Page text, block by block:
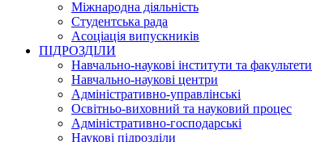
Міжнародна діяльність
Студентська рада
Асоціація випускників
ПІДРОЗДІЛИ
Навчально-наукові інститути та факультети
Навчально-наукові центри
Адміністративно-управлінські
Освітньо-виховний та науковий процес
Адміністративно-господарські
Наукові підрозділи